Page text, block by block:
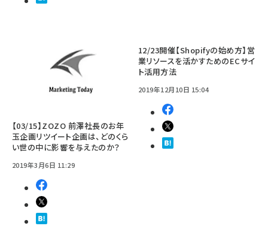
【03/15】ZOZO 前澤社長のお年
玉企画リツイート企画は、どのくら
い世の中に影響を与えたのか？
2019年3月6日 11:29
12/23開催【Shopifyの始め方】営
業リソースを活かすためのECサイ
ト活用方法
2019年12月10日 15:04